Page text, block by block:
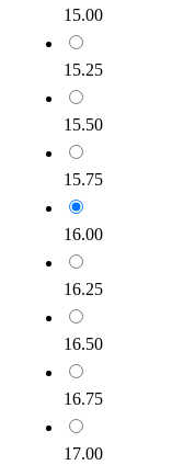
15.00
15.25
15.50
15.75
16.00
16.25
16.50
16.75
17.00